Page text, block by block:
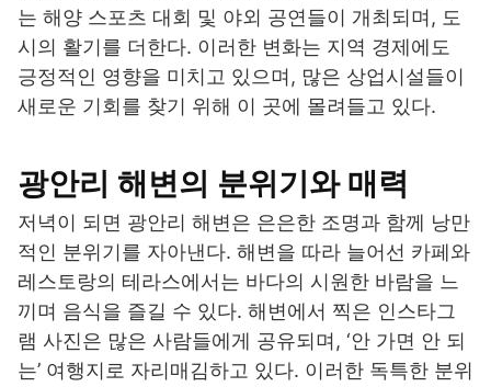
는 해양 스포츠 대회 및 야외 공연들이 개최되며, 도
시의 활기를 더한다. 이러한 변화는 지역 경제에도
긍정적인 영향을 미치고 있으며, 많은 상업시설들이
새로운 기회를 찾기 위해 이 곳에 몰려들고 있다.
광안리 해변의 분위기와 매력
저녁이 되면 광안리 해변은 은은한 조명과 함께 낭만
적인 분위기를 자아낸다. 해변을 따라 늘어선 카페와
레스토랑의 테라스에서는 바다의 시원한 바람을 느
끼며 음식을 즐길 수 있다. 해변에서 찍은 인스타그
램 사진은 많은 사람들에게 공유되며, ‘안 가면 안 되
는’ 여행지로 자리매김하고 있다. 이러한 독특한 분위